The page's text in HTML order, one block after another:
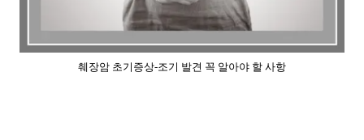
췌장암 초기증상-조기 발견 꼭 알아야 할 사항